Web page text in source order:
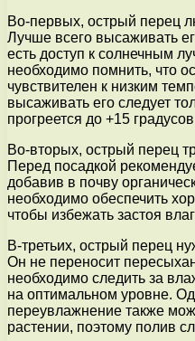
Во-первых, острый перец
Лучше всего высаживать
есть доступ к солнечным
необходимо помнить, что
чувствителен к низким
высаживать его следует
прогреется до +15
Во-вторых, острый перец
Перед посадкой
добавив в почву
необходимо обеспечить
чтобы избежать застоя
В-третьих, острый перец
Он не переносит
необходимо следить за
на оптимальном уровне.
переувлажнение также
растении, поэтому полив